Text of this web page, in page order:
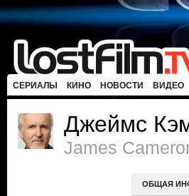
СЕРИАЛЫ КИНО НОВОСТИ ВИДЕО
Джеймс
James
ОБЩАЯ